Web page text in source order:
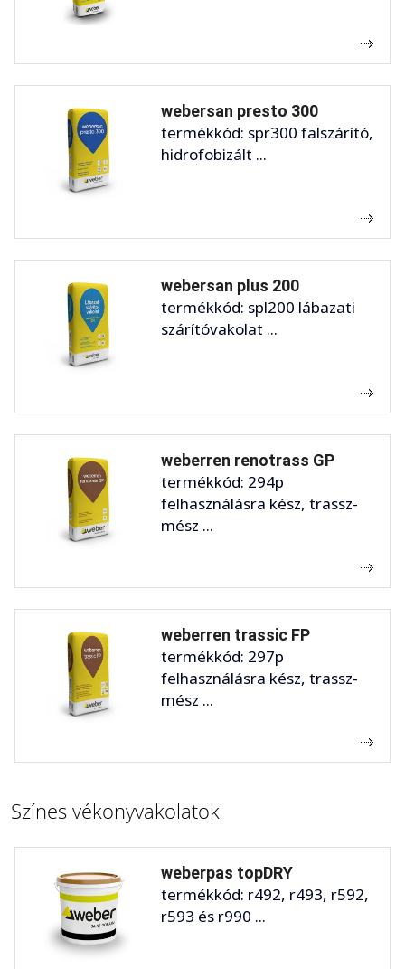
webersan presto 300
termékkód: spr300 falszárító,
hidrofobizált ...
webersan plus 200
termékkód: spl200 lábazati
szárítóvakolat ...
weberren renotrass GP
termékkód: 294p
felhasználásra kész, trassz-
mész ...
weberren trassic FP
termékkód: 297p
felhasználásra kész, trassz-
mész ...
Színes vékonyvakolatok
weberpas topDRY
termékkód: r492, r493, r592,
r593 és r990 ...